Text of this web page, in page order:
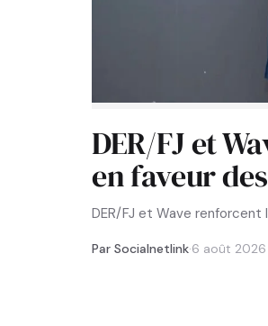
DER/FJ et
en faveur
DER/FJ et Wave
Par Socialnetlink·6 août 2026